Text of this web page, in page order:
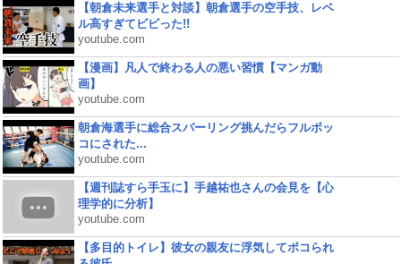
【朝倉未来選手と対談】朝倉選手の空手技、レベ
ル高すぎてビビった!!
youtube.com
【漫画】凡人で終わる人の悪い習慣【マンガ動
画】
youtube.com
朝倉海選手に総合スパーリング挑んだらフルボッ
コにされた...
youtube.com
【週刊誌すら手玉に】手越祐也さんの会見を【心
理学的に分析】
youtube.com
【多目的トイレ】彼女の親友に浮気してボコられ